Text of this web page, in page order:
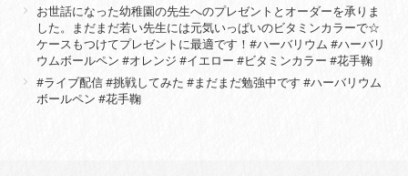
お世話になった幼稚園の先生へのプレゼントとオーダーを承りま
した。まだまだ若い先生には元気いっぱいのビタミンカラーで☆
ケースもつけてプレゼントに最適です！#ハーバリウム #ハーバリ
ウムボールペン #オレンジ #イエロー #ビタミンカラー #花手鞠
#ライブ配信 #挑戦してみた #まだまだ勉強中です #ハーバリウム
ボールペン #花手鞠